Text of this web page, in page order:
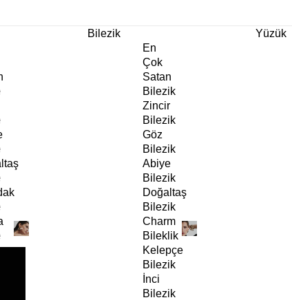
Bilezik
En
Çok
Satan
Bilezik
Zincir
Bilezik
Göz
Bilezik
Abiye
Bilezik
Doğaltaş
Bilezik
Charm
Bileklik
Kelepçe
Bilezik
İnci
Bilezik
Yüzük